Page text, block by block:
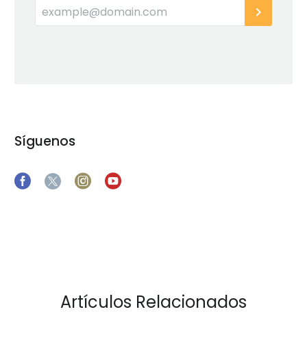
Síguenos
Artículos Relacionados